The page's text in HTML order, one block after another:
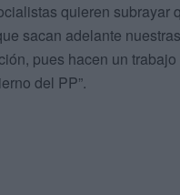
quieren subrayar
sacan adelante
pues hacen un
del PP”.